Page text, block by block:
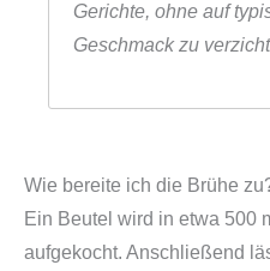
Gerichte, ohne auf
Geschmack zu
Wie bereite ich die Brühe
Ein Beutel wird in etwa 500
aufgekocht. Anschließend